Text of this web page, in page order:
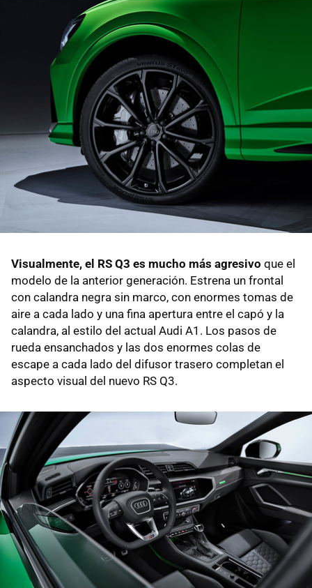
Visualmente, el RS Q3 es mucho más agresivo que el
modelo de la anterior generación. Estrena un frontal
con calandra negra sin marco, con enormes tomas de
aire a cada lado y una fina apertura entre el capó y la
calandra, al estilo del actual Audi A1. Los pasos de
rueda ensanchados y las dos enormes colas de
escape a cada lado del difusor trasero completan el
aspecto visual del nuevo RS Q3.